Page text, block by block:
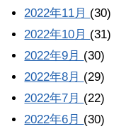
2022年11月 (30)
2022年10月 (31)
2022年9月 (30)
2022年8月 (29)
2022年7月 (22)
2022年6月 (30)